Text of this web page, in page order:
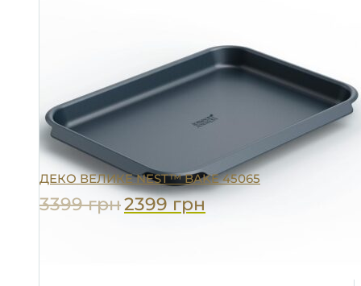
ДЕКО ВЕЛИКЕ NEST™ BAKE 45065
3399грн2399грн